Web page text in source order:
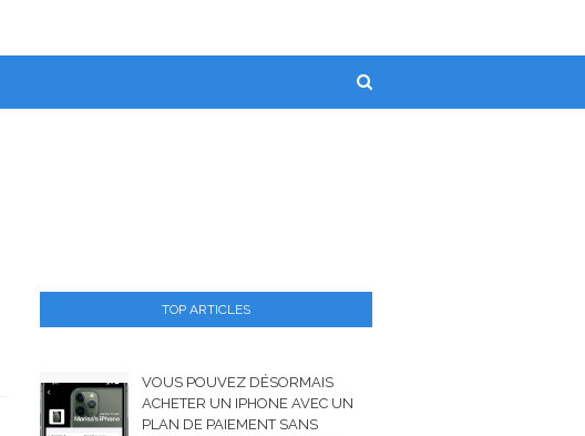
TOP ARTICLES
VOUS POUVEZ DÉSORMAIS
ACHETER UN IPHONE AVEC UN
PLAN DE PAIEMENT SANS